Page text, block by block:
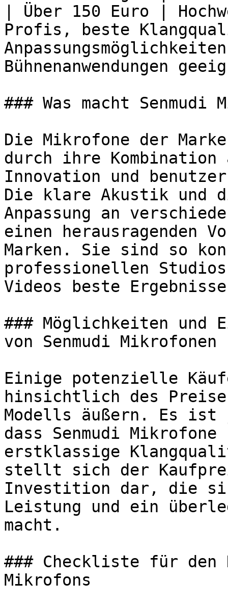
| Über 150 Euro |
Profis, beste
Bühnenanwendungen
### Was macht
Die Mikrofone der
durch ihre Kombination
Innovation und
Die klare Akustik und
Anpassung an
einen herausragenden
Marken. Sie sind so
professionellen
Videos beste
### Möglichkeiten und
von Senmudi Mikrofonen
Einige potenzielle
hinsichtlich des
Modells äußern. Es ist
dass Senmudi
erstklassige
stellt sich der
Investition dar, die
Leistung und ein
macht.
### Checkliste für den
Mikrofons